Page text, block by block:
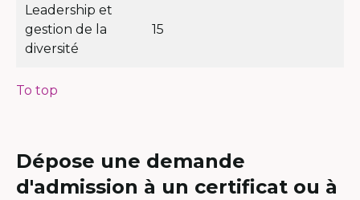
Leadership et
gestion de la
diversité
15
To top
Dépose une demande
d'admission à un certificat ou à